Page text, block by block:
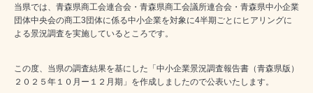
当県では、青森県商工会連合会・青森県商工会議所連合会・青森県中小企業
団体中央会の商工3団体に係る中小企業を対象に4半期ごとにヒアリングに
よる景況調査を実施しているところです。
この度、当県の調査結果を基にした「中小企業景況調査報告書（青森県版）
２０２５年１０月ー１２月期」を作成しましたので公表いたします。